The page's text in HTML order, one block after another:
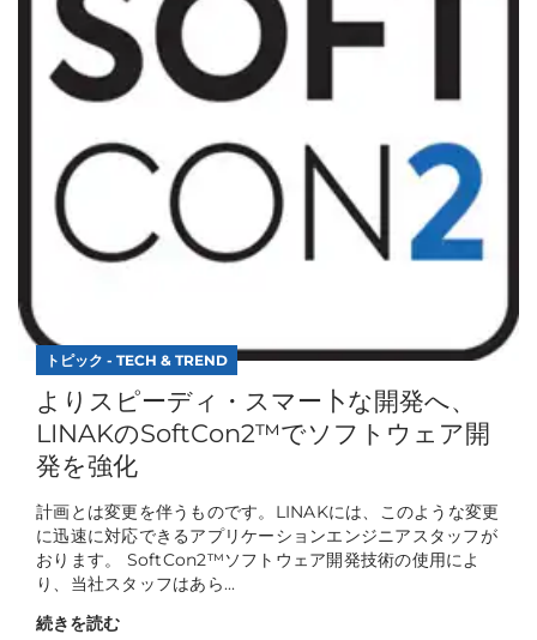
トピック - TECH & TREND
よりスピーディ・スマー卜な開発へ、
LINAKのSoftCon2™でソフトウェア開
発を強化
計画とは変更を伴うものです。LINAKには、このような変更
に迅速に対応できるアプリケーションエンジニアスタッフが
おります。 SoftCon2™ソフトウェア開発技術の使用によ
り、当社スタッフはあら...
続きを読む